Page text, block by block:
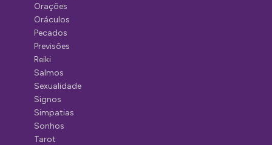
Orações
Oráculos
Pecados
Previsões
Reiki
Salmos
Sexualidade
Signos
Simpatias
Sonhos
Tarot